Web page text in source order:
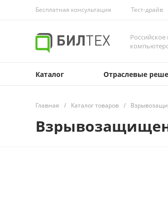
Бесплатная консультация Тест-драйв
Каталог Отраслевые
Главная / Каталог товаров /